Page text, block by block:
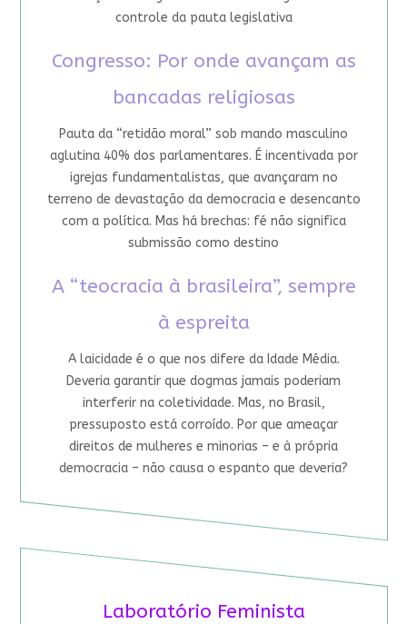
controle da pauta legislativa
Congresso: Por onde avançam as
bancadas religiosas
Pauta da “retidão moral” sob mando masculino
aglutina 40% dos parlamentares. É incentivada por
igrejas fundamentalistas, que avançaram no
terreno de devastação da democracia e desencanto
com a política. Mas há brechas: fé não significa
submissão como destino
A “teocracia à brasileira”, sempre
à espreita
A laicidade é o que nos difere da Idade Média.
Deveria garantir que dogmas jamais poderiam
interferir na coletividade. Mas, no Brasil,
pressuposto está corroído. Por que ameaçar
direitos de mulheres e minorias – e à própria
democracia – não causa o espanto que deveria?
Laboratório Feminista